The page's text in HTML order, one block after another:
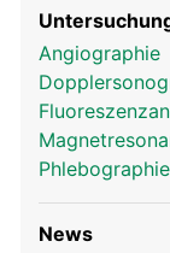
Angiographie
Phlebographie
News